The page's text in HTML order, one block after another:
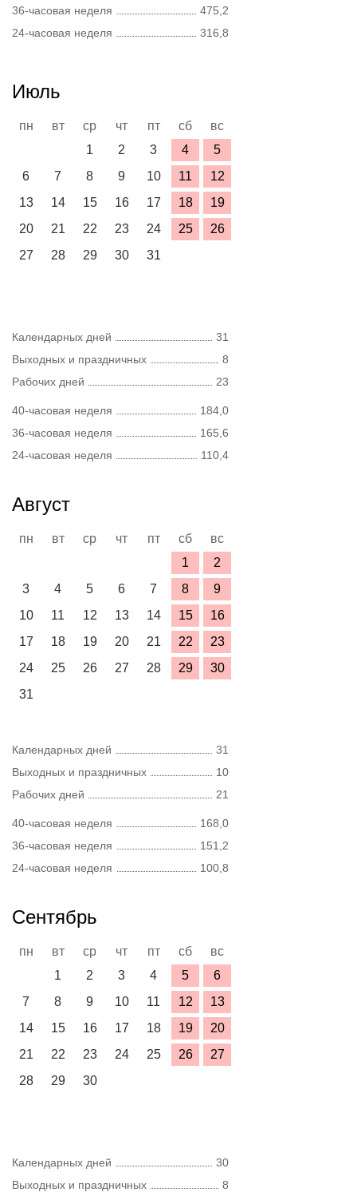
36-часовая неделя
475,2
24-часовая неделя
316,8
Июль
пн вт ср чт пт сб
вс
1
2 3 4
5
6
7 8 9 10 11
12
13
14 15 16 17 18
19
20
21 22 23 24 25
26
27
28 29 30 31
Календарных дней
31
Выходных и праздничных
8
Рабочих дней
23
40-часовая неделя
184,0
36-часовая неделя
165,6
24-часовая неделя
110,4
Август
пн вт ср чт пт сб
вс
1
2
3
4 5 6 7 8
9
10
11 12 13 14 15
16
17
18 19 20 21 22
23
24
25 26 27 28 29
30
31
Календарных дней
31
Выходных и праздничных
10
Рабочих дней
21
40-часовая неделя
168,0
36-часовая неделя
151,2
24-часовая неделя
100,8
Сентябрь
пн вт ср чт пт сб
вс
1
2 3 4 5
6
7
8 9 10 11 12
13
14
15 16 17 18 19
20
21
22 23 24 25 26
27
28
29 30
Календарных дней
30
Выходных и праздничных
8